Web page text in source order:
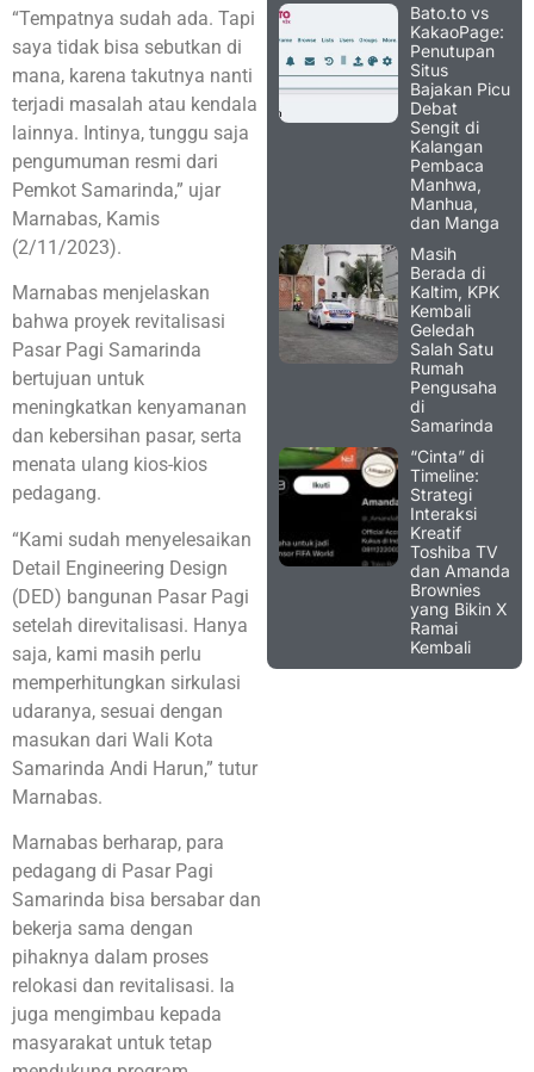
“Tempatnya sudah ada. Tapi
saya tidak bisa sebutkan di
mana, karena takutnya nanti
terjadi masalah atau kendala
lainnya. Intinya, tunggu saja
pengumuman resmi dari
Pemkot Samarinda,” ujar
Marnabas, Kamis
(2/11/2023).
Marnabas menjelaskan
bahwa proyek revitalisasi
Pasar Pagi Samarinda
bertujuan untuk
meningkatkan kenyamanan
dan kebersihan pasar, serta
menata ulang kios-kios
pedagang.
“Kami sudah menyelesaikan
Detail Engineering Design
(DED) bangunan Pasar Pagi
setelah direvitalisasi. Hanya
saja, kami masih perlu
memperhitungkan sirkulasi
udaranya, sesuai dengan
masukan dari Wali Kota
Samarinda Andi Harun,” tutur
Marnabas.
Marnabas berharap, para
pedagang di Pasar Pagi
Samarinda bisa bersabar dan
bekerja sama dengan
pihaknya dalam proses
relokasi dan revitalisasi. Ia
juga mengimbau kepada
masyarakat untuk tetap
Bato.to vs
KakaoPage:
Penutupan
Situs
Bajakan Picu
Debat
Sengit di
Kalangan
Pembaca
Manhwa,
Manhua,
dan Manga
Masih
Berada di
Kaltim, KPK
Kembali
Geledah
Salah Satu
Rumah
Pengusaha
di
Samarinda
“Cinta” di
Timeline:
Strategi
Interaksi
Kreatif
Toshiba TV
dan Amanda
Brownies
yang Bikin X
Ramai
Kembali